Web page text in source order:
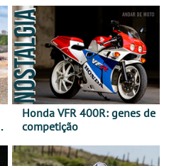
Honda VFR 400R: genes de
competição